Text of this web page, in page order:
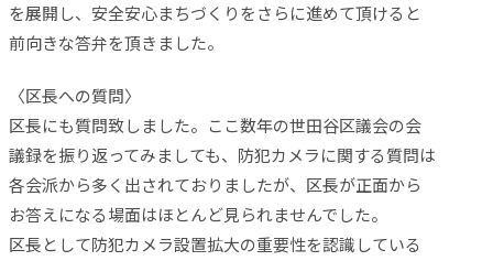
を展開し、安全安心まちづくりをさらに進めて頂けると
前向きな答弁を頂きました。
〈区長への質問〉
区長にも質問致しました。ここ数年の世田谷区議会の会
議録を振り返ってみましても、防犯カメラに関する質問は
各会派から多く出されておりましたが、区長が正面から
お答えになる場面はほとんど見られませんでした。
区長として防犯カメラ設置拡大の重要性を認識している